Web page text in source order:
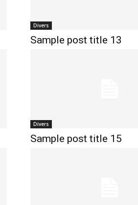
Divers
Sample post title 13
Divers
Sample post title 15